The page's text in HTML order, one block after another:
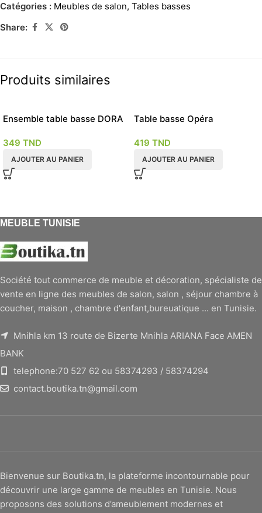
Catégories : Meubles de salon, Tables basses
Share:
Produits similaires
Ensemble table basse DORA
349 TND
AJOUTER AU PANIER
Table basse Opéra
419 TND
AJOUTER AU PANIER
MEUBLE TUNISIE
Société tout commerce de meuble et décoration, spécialiste de
vente en ligne des meubles de salon, salon , séjour chambre à
coucher, maison , chambre d'enfant,bureuatique ... en Tunisie.
Mnihla km 13 route de Bizerte Mnihla ARIANA Face AMEN
BANK
telephone:70 527 62 ou 58374293 / 58374294
contact.boutika.tn@gmail.com
Bienvenue sur Boutika.tn, la plateforme incontournable pour
découvrir une large gamme de meubles en Tunisie. Nous
proposons des solutions d’ameublement modernes et